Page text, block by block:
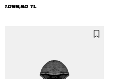
1.099,90 TL